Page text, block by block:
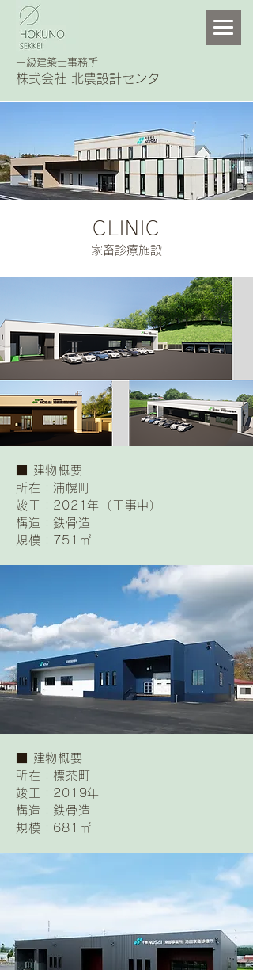
一級建築士事務所
株式会社 北農設計センター
CLINIC
​家畜診療施設
​■ 建物概要
所在：浦幌町
竣工：2021年（工事中）
構造：鉄骨造
規模：751㎡
​■ 建物概要
所在：標茶町
竣工：2019年
構造：鉄骨造
規模：681㎡